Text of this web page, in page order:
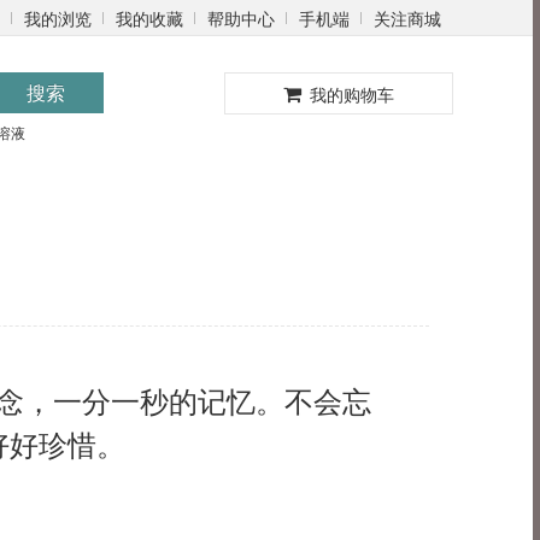
我的浏览 我的收藏 帮助中心 手机端 关注商城
搜索
液
我的购物车
一分一秒的记忆。不会忘
珍惜。